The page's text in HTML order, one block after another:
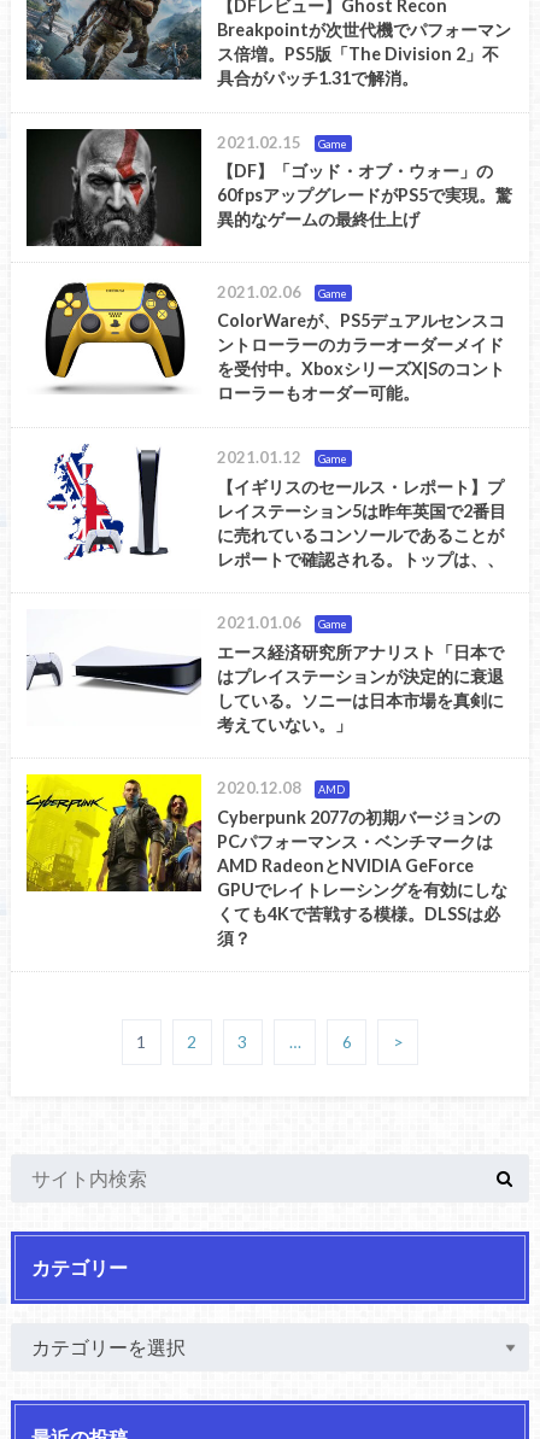
【DFレビュー】Ghost Recon
Breakpointが次世代機でパフォーマン
ス倍増。PS5版「The Division 2」不
具合がパッチ1.31で解消。
2021.02.15 Game
【DF】「ゴッド・オブ・ウォー」の
60fpsアップグレードがPS5で実現。驚
異的なゲームの最終仕上げ
2021.02.06 Game
ColorWareが、PS5デュアルセンスコ
ントローラーのカラーオーダーメイド
を受付中。XboxシリーズX|Sのコント
ローラーもオーダー可能。
2021.01.12 Game
【イギリスのセールス・レポート】プ
レイステーション5は昨年英国で2番目
に売れているコンソールであることが
レポートで確認される。トップは、、
2021.01.06 Game
エース経済研究所アナリスト「日本で
はプレイステーションが決定的に衰退
している。ソニーは日本市場を真剣に
考えていない。」
2020.12.08 AMD
Cyberpunk 2077の初期バージョンの
PCパフォーマンス・ベンチマークは
AMD RadeonとNVIDIA GeForce
GPUでレイトレーシングを有効にしな
くても4Kで苦戦する模様。DLSSは必
須？
1 2 3 … 6 >
カテゴリー